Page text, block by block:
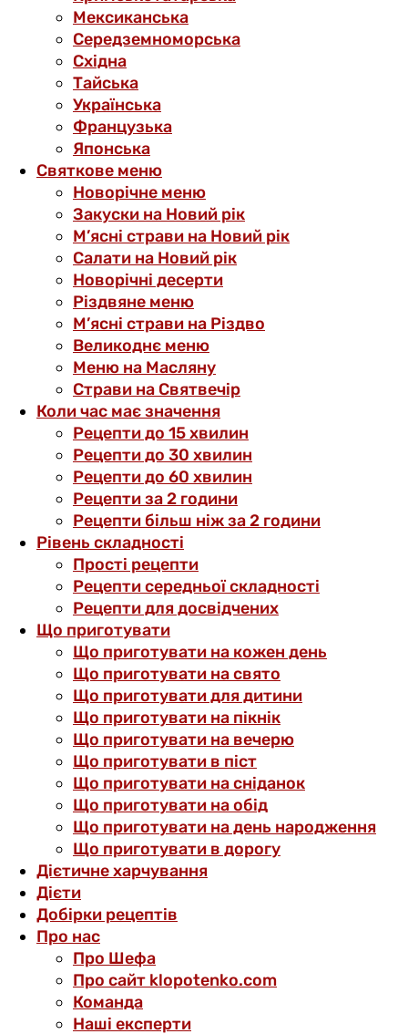
Мексиканська
Середземноморська
Східна
Тайська
Українська
Французька
Японська
Святкове меню
Новорічне меню
Закуски на Новий рік
М’ясні страви на Новий рік
Салати на Новий рік
Новорічні десерти
Різдвяне меню
М’ясні страви на Різдво
Великоднє меню
Меню на Масляну
Страви на Святвечір
Коли час має значення
Рецепти до 15 хвилин
Рецепти до 30 хвилин
Рецепти до 60 хвилин
Рецепти за 2 години
Рецепти більш ніж за 2 години
Рівень складності
Прості рецепти
Рецепти середньої складності
Рецепти для досвідчених
Що приготувати
Що приготувати на кожен день
Що приготувати на свято
Що приготувати для дитини
Що приготувати на пікнік
Що приготувати на вечерю
Що приготувати в піст
Що приготувати на сніданок
Що приготувати на обід
Що приготувати на день народження
Що приготувати в дорогу
Дієтичне харчування
Дієти
Добірки рецептів
Про нас
Про Шефа
Про сайт klopotenko.com
Команда
Наші експерти